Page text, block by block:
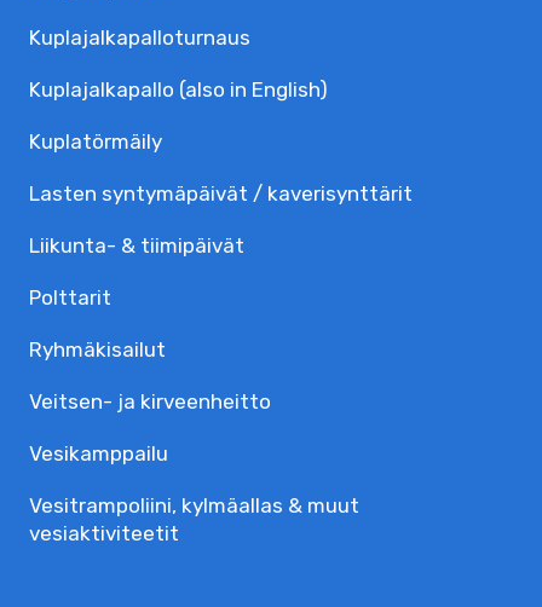
Kuplajalka­palloturnaus
Kuplajalkapallo (also in English)
Kuplatörmäily
Lasten syntymäpäivät / kaverisynttärit
Liikunta- & tiimipäivät
Polttarit
Ryhmäkisailut
Veitsen- ja kirveenheitto
Vesikamppailu
Vesitrampoliini, kylmäallas & muut
vesiaktiviteetit